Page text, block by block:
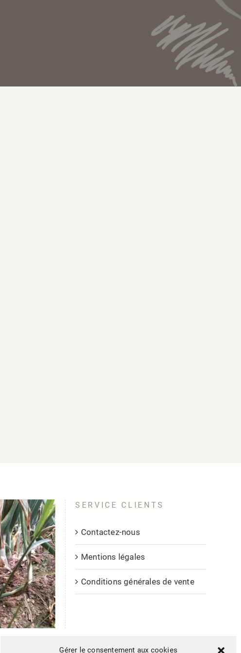
Gérer le consentement aux cookies
SERVICE CLIENTS
Contactez-nous
Mentions légales
Conditions générales de vente